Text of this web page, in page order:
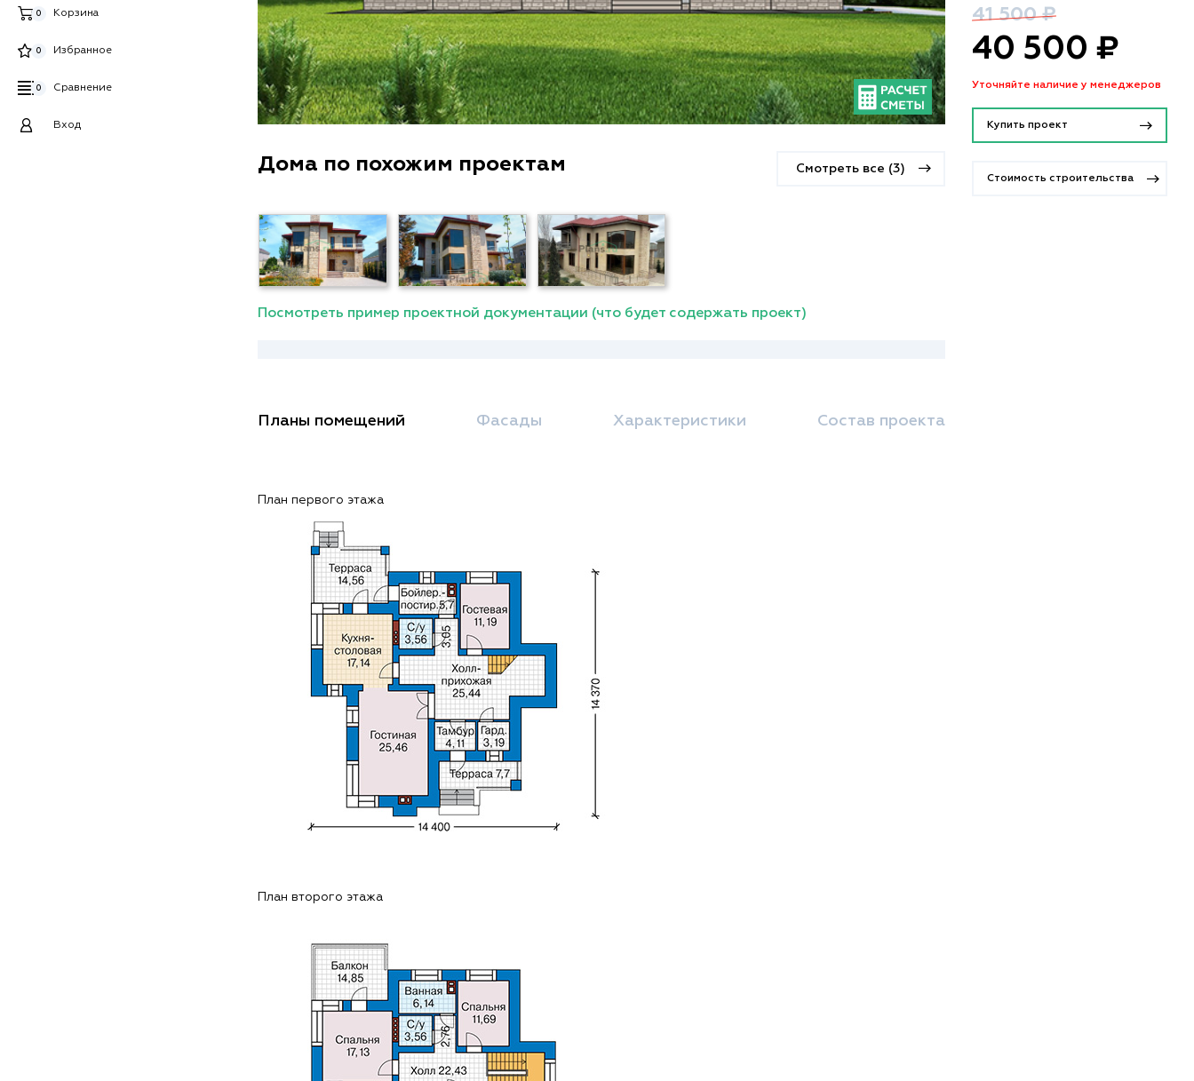
Корзина
0
Избранное
0
Сравнение
0
Вход
Дома по похожим проектам Смотреть все (3)
Посмотреть пример проектной документации (что будет содержать проект)
Планы помещений Фасады Характеристики Состав проекта
План первого этажа
План второго этажа
41 500 ₽
40 500 ₽
Уточняйте наличие у менеджеров
Купить проект
Стоимость строительства